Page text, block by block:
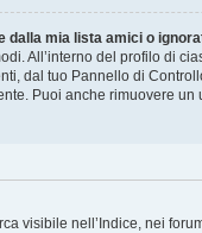
dalla mia lista amici o
All’interno del profilo di
dal tuo Pannello di
Puoi anche rimuovere
visibile nell’Indice, nei